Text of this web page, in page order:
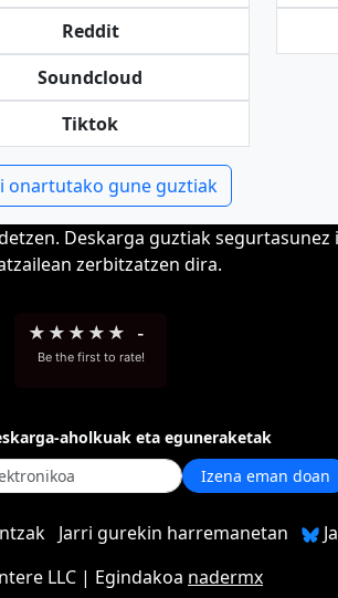
Reddit
Soundcloud
Tiktok
onartutako gune guztiak
Deskarga guztiak
zerbitzatzen dira.
★ ★ ★ ★ ★ -
Be the first to rate!
aholkuak eta eguneraketak
Izena eman doan
Jarri gurekin harremanetan
LLC | Egindakoa nadermx